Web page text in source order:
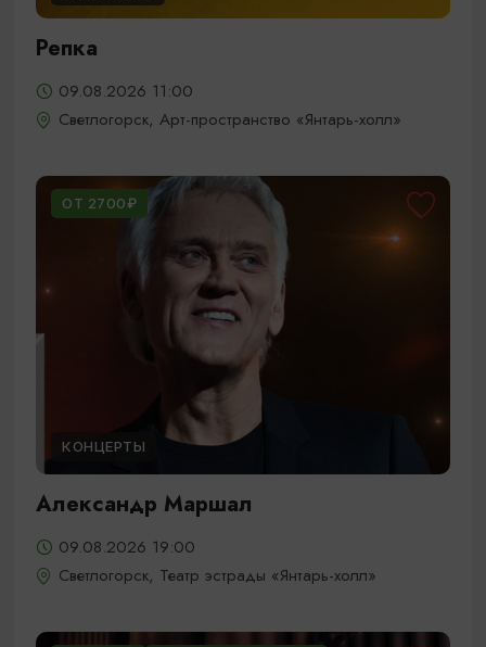
Репка
09.08.2026 11:00
Светлогорск, Арт-пространство «Янтарь-холл»
ОТ 2700₽
КОНЦЕРТЫ
Александр Маршал
09.08.2026 19:00
Светлогорск, Театр эстрады «Янтарь-холл»